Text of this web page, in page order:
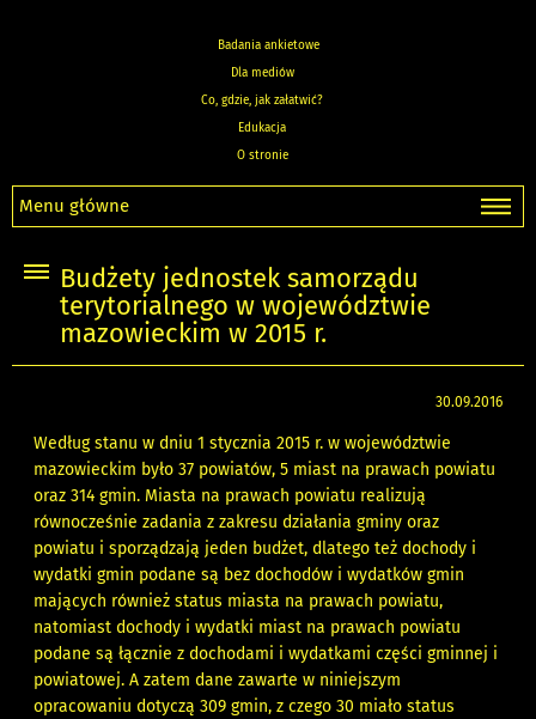
Badania ankietowe
Dla mediów
Co, gdzie, jak załatwić?
Edukacja
O stronie
Menu główne
Budżety jednostek samorządu
terytorialnego w województwie
mazowieckim w 2015 r.
30.09.2016
Według stanu w dniu 1 stycznia 2015 r. w województwie
mazowieckim było 37 powiatów, 5 miast na prawach powiatu
oraz 314 gmin. Miasta na prawach powiatu realizują
równocześnie zadania z zakresu działania gminy oraz
powiatu i sporządzają jeden budżet, dlatego też dochody i
wydatki gmin podane są bez dochodów i wydatków gmin
mających również status miasta na prawach powiatu,
natomiast dochody i wydatki miast na prawach powiatu
podane są łącznie z dochodami i wydatkami części gminnej i
powiatowej. A zatem dane zawarte w niniejszym
opracowaniu dotyczą 309 gmin, z czego 30 miało status